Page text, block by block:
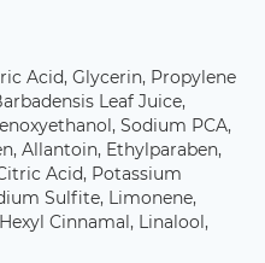
Acid, Glycerin, Propylene
Leaf Juice,
Sodium PCA,
Allantoin, Ethylparaben,
Acid, Potassium
Sulfite, Limonene,
Cinnamal, Linalool,